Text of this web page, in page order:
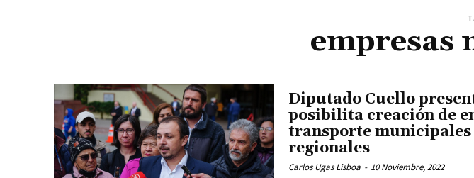
empresas
Diputado Cuello
posibilita creación de
transporte municipales
regionales
Carlos Ugas Lisboa - 10 Noviembre, 2022